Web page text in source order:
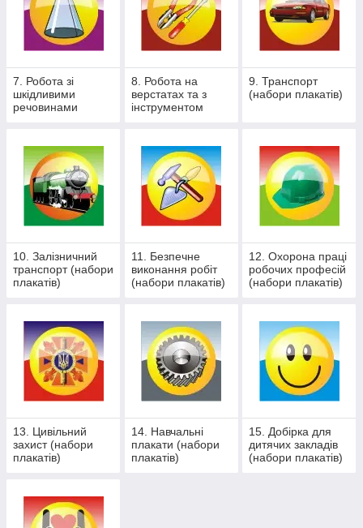
7. Робота зі
шкідливими
речовинами
8. Робота на
верстатах та з
інструментом
9. Транспорт
(набори плакатів)
10. Залізничний
транспорт (набори
плакатів)
11. Безпечне
виконання робіт
(набори плакатів)
12. Охорона праці
робочих професій
(набори плакатів)
13. Цивільний
захист (набори
плакатів)
14. Навчальні
плакати (набори
плакатів)
15. Добірка для
дитячих закладів
(набори плакатів)